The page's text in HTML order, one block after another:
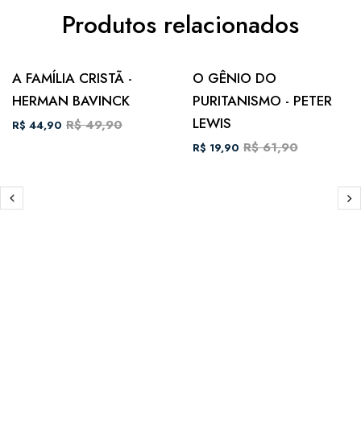
Produtos relacionados
A FAMÍLIA CRISTÃ -
HERMAN BAVINCK
R$ 44,90 R$ 49,90
O GÊNIO DO
PURITANISMO - PETER
LEWIS
R$ 19,90 R$ 61,90